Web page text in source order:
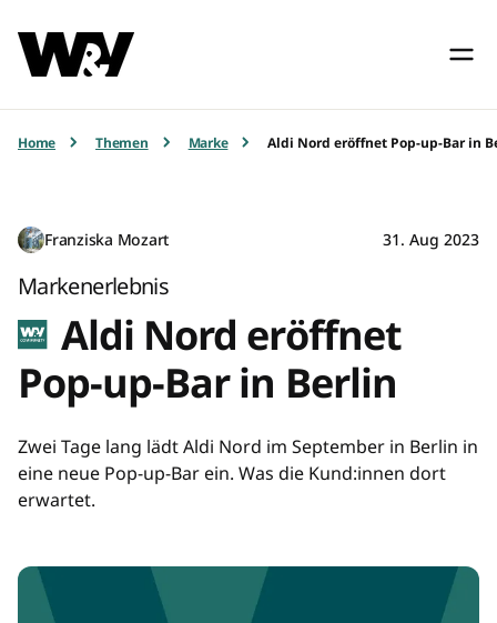
Home Themen Marke Aldi Nord eröffnet Pop-up-Bar in
Franziska Mozart 31. Aug 2023
Markenerlebnis
Aldi Nord eröffnet
Pop-up-Bar in Berlin
Zwei Tage lang lädt Aldi Nord im September in Berlin in
eine neue Pop-up-Bar ein. Was die Kund:innen dort
erwartet.